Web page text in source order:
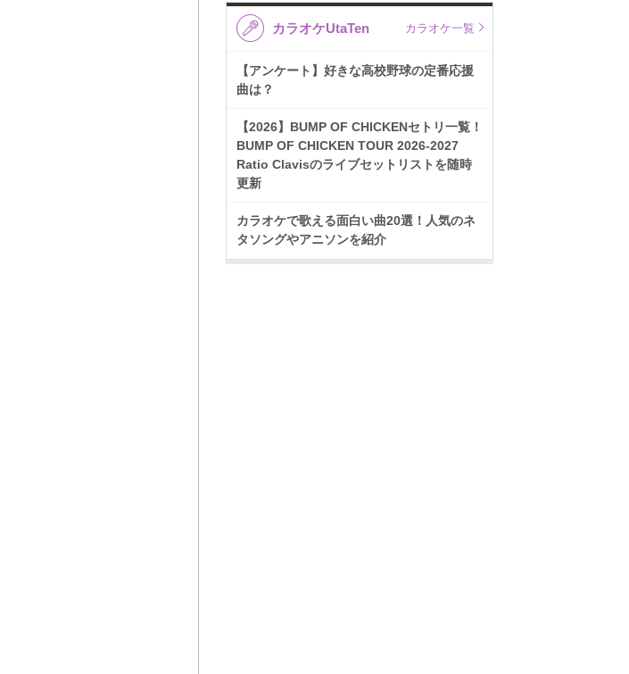
カラオケUtaTen カラオケ一覧
【アンケート】好きな高校野球の定番応援
曲は？
【2026】BUMP OF CHICKENセトリ一覧！
BUMP OF CHICKEN TOUR 2026-2027
Ratio Clavisのライブセットリストを随時
更新
カラオケで歌える面白い曲20選！人気のネ
タソングやアニソンを紹介